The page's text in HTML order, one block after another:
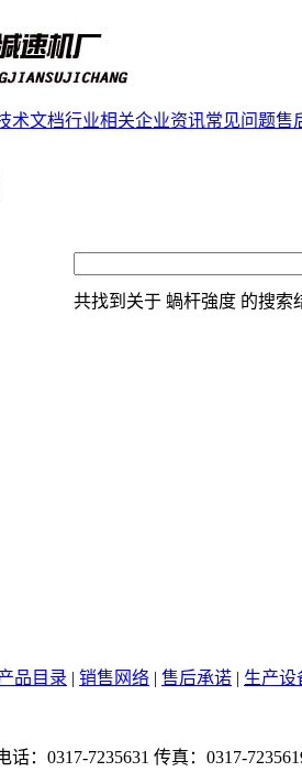
术文档行业相关企业资讯常见问题售
共找到关于 蝸杆強度 的搜索
品目录 | 销售网络 | 售后承诺 | 生产设
话：0317-7235631 传真：0317-